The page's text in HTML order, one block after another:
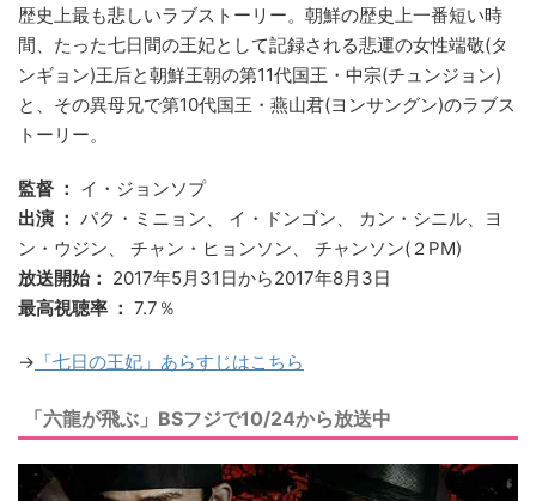
歴史上最も悲しいラブストーリー。朝鮮の歴史上一番短い時
間、たった七日間の王妃として記録される悲運の女性端敬(タ
ンギョン)王后と朝鮮王朝の第11代国王・中宗(チュンジョン)
と、その異母兄で第10代国王・燕山君(ヨンサングン)のラブス
トーリー。
監督 ： イ・ジョンソプ
出演 ： パク・ミニョン、 イ・ドンゴン、 カン・シニル、ヨ
ン・ウジン、 チャン・ヒョンソン、 チャンソン(２PM)
放送開始： 2017年5月31日から2017年8月3日
最高視聴率 ： 7.7％
→ 「七日の王妃」あらすじはこちら
「六龍が飛ぶ」BSフジで10/24から放送中